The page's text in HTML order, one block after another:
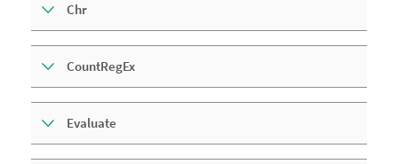
Chr
CountRegEx
Evaluate